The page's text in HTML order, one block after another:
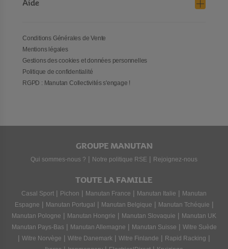
Aide
Conditions Générales de Vente
Mentions légales
Gestions des cookies et données personnelles
Politique de confidentialité
RGPD : Manutan Collectivités s'engage !
GROUPE MANUTAN
Qui sommes-nous ? | Notre politique RSE | Rejoignez-nous
TOUTE LA FAMILLE
Casal Sport | Pichon | Manutan France | Manutan Italie | Manutan
Espagne | Manutan Portugal | Manutan Belgique | Manutan Tchéquie |
Manutan Pologne | Manutan Hongrie | Manutan Slovaquie | Manutan UK
Manutan Pays-Bas | Manutan Allemagne | Manutan Suisse | Witre Suède
| Witre Norvège | Witre Danemark | Witre Finlande | Rapid Racking |